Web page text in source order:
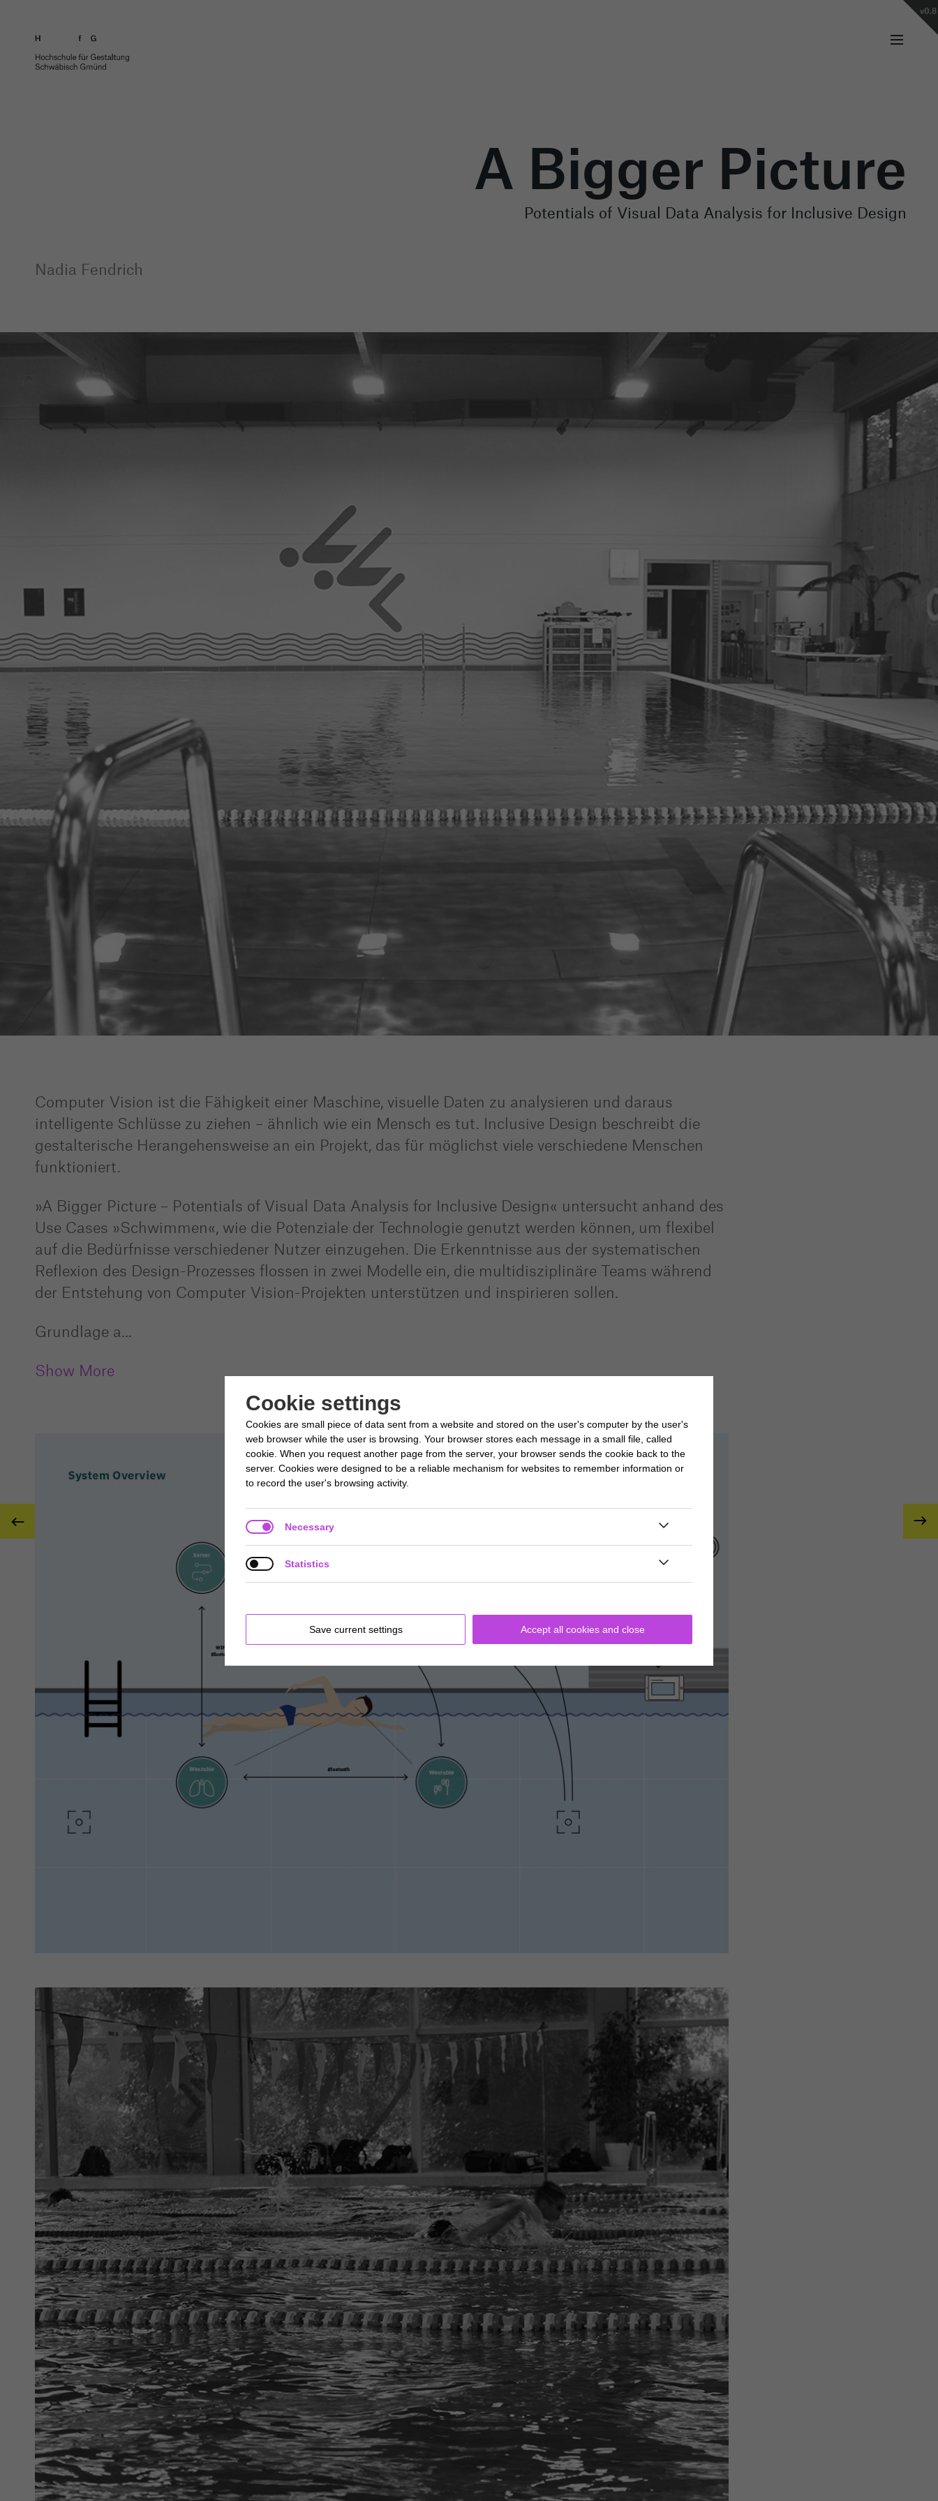
v0.8
A Bigger Picture
Potentials of Visual Data Analysis for Inclusive Design
Nadia Fendrich
Computer Vision ist die Fähigkeit einer Maschine, visuelle Daten zu analysieren und daraus
intelligente Schlüsse zu ziehen – ähnlich wie ein Mensch es tut. Inclusive Design beschreibt die
gestalterische Herangehensweise an ein Projekt, das für möglichst viele verschiedene Menschen
funktioniert.
»A Bigger Picture – Potentials of Visual Data Analysis for Inclusive Design« untersucht anhand des
Use Cases »Schwimmen«, wie die Potenziale der Technologie genutzt werden können, um flexibel
auf die Bedürfnisse verschiedener Nutzer einzugehen. Die Erkenntnisse aus der systematischen
Reflexion des Design-Prozesses flossen in zwei Modelle ein, die multidisziplinäre Teams während
der Entstehung von Computer Vision-Projekten unterstützen und inspirieren sollen.
Grundlage a
Show More
 
Cookie settings
Cookies are small piece of data sent from a website and stored on the user's computer by the user's
web browser while the user is browsing. Your browser stores each message in a small file, called
cookie. When you request another page from the server, your browser sends the cookie back to the
server. Cookies were designed to be a reliable mechanism for websites to remember information or
to record the user's browsing activity.
Necessary
Statistics
Save current settings Accept all cookies and close